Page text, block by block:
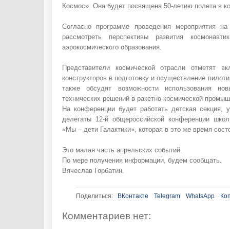
Космос». Она будет посвящена 50-летию полета в
Согласно программе проведения мероприятия
рассмотреть перспективы развития
аэрокосмического образования.
Представители космической отрасли отметят
конструкторов в подготовку и осуществление
также обсудят возможности использования
технических решений в ракетно-космической
На конференции будет работать детская секция,
делегаты 12-й общероссийской конференции
«Мы – дети Галактики», которая в это же время
Это малая часть апрельских событий.
По мере получения информации, будем сообщать.
Вячеслав Горбатин.
Поделиться: ВКонтакте Telegram WhatsApp
Комментариев нет: